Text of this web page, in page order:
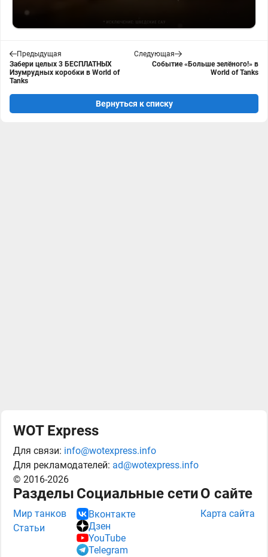
Предыдущая
Забери целых 3 БЕСПЛАТНЫХ
Изумрудных коробки в World of
Tanks
Следующая
Событие «Больше зелёного!» в
World of Tanks
Вернуться к списку
WOT Express
Для связи: info@wotexpress.info
Для рекламодателей: ad@wotexpress.info
© 2016-2026
Разделы
Мир танков
Статьи
Социальные сети
Вконтакте
Дзен
YouTube
Telegram
О сайте
Карта сайта